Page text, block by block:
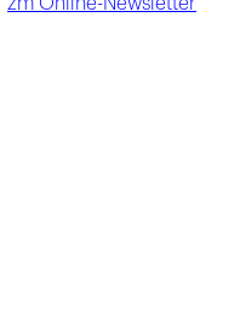
zm Online-Newsletter